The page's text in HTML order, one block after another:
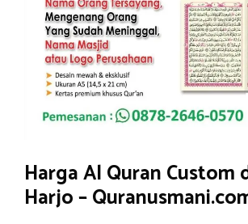
Harga Al Quran Custom
Harjo –